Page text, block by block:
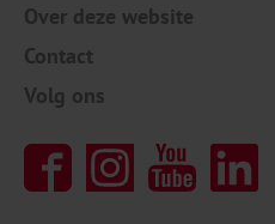
Over deze website
Contact
Volg ons